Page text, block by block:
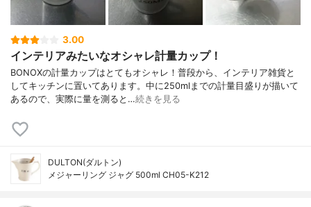
3.00
インテリアみたいなオシャレ計量カップ！
BONOXの計量カップはとてもオシャレ！普段から、インテリア雑貨と
してキッチンに置いてあります。中に250mlまでの計量目盛りが描いて
あるので、実際に量を測ると…続きを見る
DULTON(ダルトン)
メジャーリング ジャグ 500ml CH05-K212